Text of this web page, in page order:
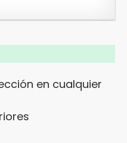
en cualquier